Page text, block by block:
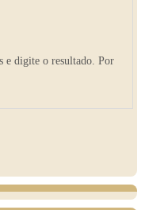
e digite o resultado. Por